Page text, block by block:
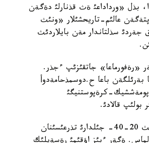
(1847) قذجاتتارئنا قاراعاندا، بذل «ورداداعئ ةث قذنارلئ دةگةن
عالئم-تاريحشئلار «ونئث
جةردئ سذلتاندار مةن بايلاردئث
«رةفورماعا» جاتقئزئپ ءجذر.
بةرئلگةن باعا ح.دوسمذحامةدوأ
كرةپوستنيگئ
قالادئ.
ال قازئرگئ تاريحنامادا عالئم م.قويگةلديةأتئث بذل تاقئرئپتا « ХІХ عاسئردئث 20-40- جئلدارئ تذرعئسئنان